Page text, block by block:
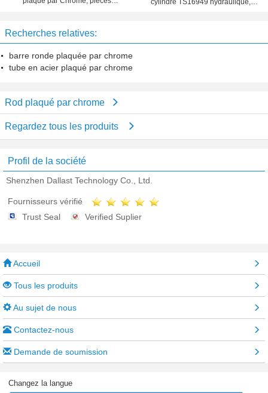
d'acier
cylindre TS16949 hydraulique,
Recherches relatives:
barre ronde plaquée par chrome
tube en acier plaqué par chrome
Rod plaqué par chrome
Regardez tous les produits
Profil de la société
Shenzhen Dallast Technology Co., Ltd.
Fournisseurs vérifié
Trust Seal
Verified Suplier
Accueil
Tous les produits
Au sujet de nous
Contactez-nous
Demande de soumission
Changez la langue